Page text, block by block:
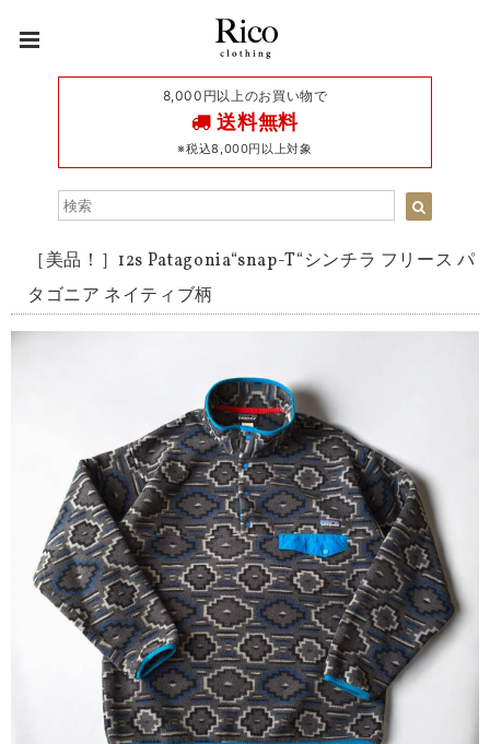
8,000円以上のお買い物で
送料無料
※税込8,000円以上対象
［美品！］12s Patagonia“snap-T“シンチラ フリース パ
タゴニア ネイティブ柄